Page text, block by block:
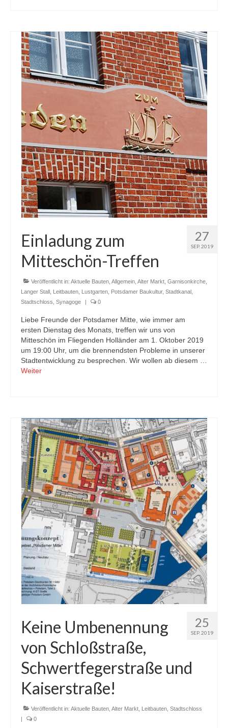
27
SEP. 2019
Einladung zum
Mitteschön-Treffen
Veröffentlicht in: Aktuelle Bauten Allgemein Alter Markt Garnisonkirche
Langer Stall Leitbauten Lustgarten Potsdamer Baukultur, Stadtkanal
Stadtschloss Synagoge | 0
Liebe Freunde der Potsdamer Mitte, wie immer am
ersten Dienstag des Monats, treffen wir uns von
Mitteschön im Fliegenden Holländer am 1. Oktober 2019
um 19:00 Uhr, um die brennendsten Probleme in unserer
Stadtentwicklung zu besprechen. Wir wollen ab diesem …
Weiter
25
SEP. 2019
Keine Umbenennung
von Schloßstraße,
Schwertfegerstraße und
Kaiserstraße!
Veröffentlicht in: Aktuelle Bauten Alter Markt Leitbauten Stadtschloss
|
0